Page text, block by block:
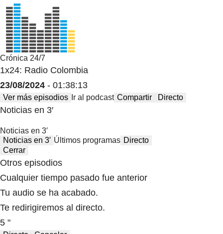
Crónica 24/7
1x24: Radio Colombia
23/08/2024 - 01:38:13
Ver más episodios Ir al podcast Compartir Directo
Noticias en 3′
Noticias en 3′
Noticias en 3′ Últimos programas Directo
Cerrar
Otros episodios
Cualquier tiempo pasado fue anterior
Tu audio se ha acabado.
Te redirigiremos al directo.
5 "